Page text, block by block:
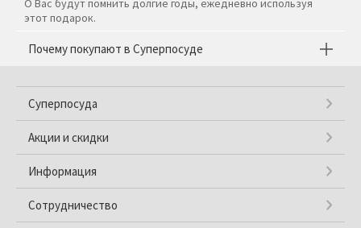
О Вас будут помнить долгие годы, ежедневно используя
этот подарок.
Почему покупают в Суперпосуде
Суперпосуда
Акции и скидки
Информация
Сотрудничество